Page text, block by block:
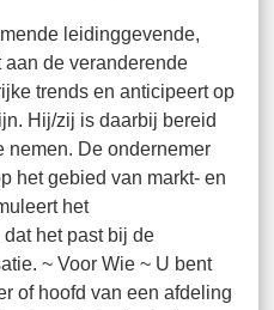
leidinggevende,
de veranderende
trends en anticipeert op
Hij/zij is daarbij bereid
nemen. De ondernemer
het gebied van markt- en
het
het past bij de
~ Voor Wie ~ U bent
of hoofd van een afdeling